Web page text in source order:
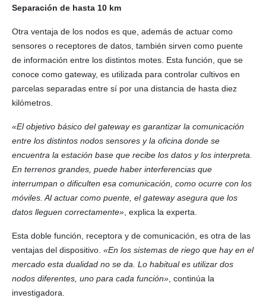
Separación de hasta 10 km
Otra ventaja de los nodos es que, además de actuar como
sensores o receptores de datos, también sirven como puente
de información entre los distintos motes. Esta función, que se
conoce como gateway, es utilizada para controlar cultivos en
parcelas separadas entre sí por una distancia de hasta diez
kilómetros.
«El objetivo básico del gateway es garantizar la comunicación
entre los distintos nodos sensores y la oficina donde se
encuentra la estación base que recibe los datos y los interpreta.
En terrenos grandes, puede haber interferencias que
interrumpan o dificulten esa comunicación, como ocurre con los
móviles. Al actuar como puente, el gateway asegura que los
datos lleguen correctamente» , explica la experta.
Esta doble función, receptora y de comunicación, es otra de las
ventajas del dispositivo. «En los sistemas de riego que hay en el
mercado esta dualidad no se da. Lo habitual es utilizar dos
nodos diferentes, uno para cada función» , continúa la
investigadora.